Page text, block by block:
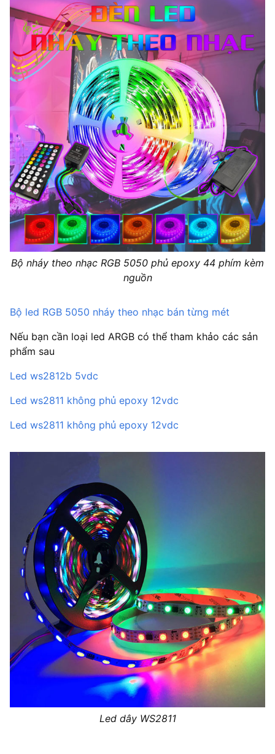
Bộ nháy theo nhạc RGB 5050 phủ epoxy 44 phím kèm
nguồn
Bộ led RGB 5050 nháy theo nhạc bán từng mét
Nếu bạn cần loại led ARGB có thể tham khảo các sản
phẩm sau
Led ws2812b 5vdc
Led ws2811 không phủ epoxy 12vdc
Led ws2811 không phủ epoxy 12vdc
Led dây WS2811